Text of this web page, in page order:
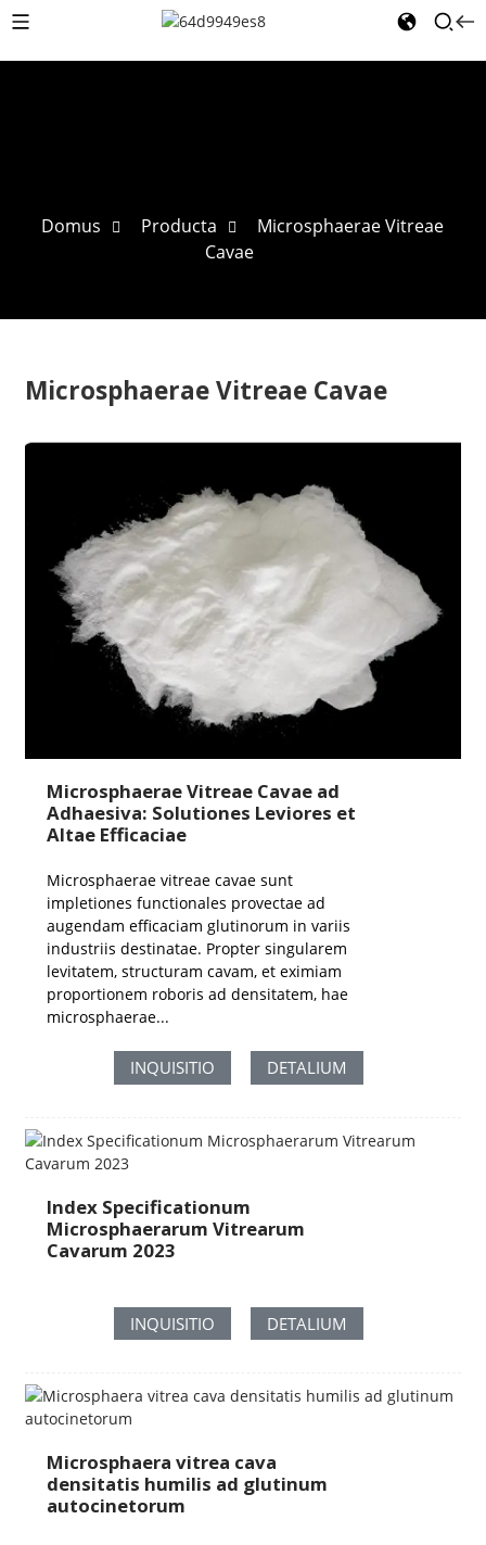
Domus Producta
Microsphaerae Vitreae
Cavae
Microsphaerae Vitreae Cavae
Microsphaerae Vitreae Cavae ad
Adhaesiva: Solutiones Leviores et
Altae Efficaciae
Microsphaerae vitreae cavae sunt
impletiones functionales provectae ad
augendam efficaciam glutinorum in variis
industriis destinatae. Propter singularem
levitatem, structuram cavam, et eximiam
proportionem roboris ad densitatem, hae
microsphaerae...
INQUISITIO DETALIUM
Index Specificationum
Microsphaerarum Vitrearum
Cavarum 2023
INQUISITIO DETALIUM
Microsphaera vitrea cava
densitatis humilis ad glutinum
autocinetorum